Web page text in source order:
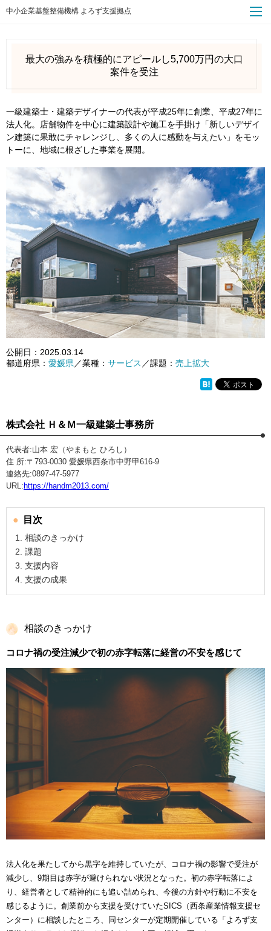
中小企業基盤整備機構 よろず支援拠点
最大の強みを積極的にアピールし5,700万円の大口
案件を受注
一級建築士・建築デザイナーの代表が平成25年に創業、平成27年に
法人化。店舗物件を中心に建築設計や施工を手掛け「新しいデザイ
ン建築に果敢にチャレンジし、多くの人に感動を与えたい」をモッ
トーに、地域に根ざした事業を展開。
公開日： 2025.03.14
都道府県： 愛媛県／業種： サービス ／課題： 売上拡大
株式会社 Ｈ＆Ｍ一級建築士事務所
代表者:山本 宏（やまもと ひろし）
住 所:〒793-0030 愛媛県西条市中野甲616-9
連絡先:0897-47-5977
URL: https://handm2013.com/
目次
相談のきっかけ
課題
支援内容
支援の成果
相談のきっかけ
コロナ禍の受注減少で初の赤字転落に経営の不安を感じて
法人化を果たしてから黒字を維持していたが、コロナ禍の影響で受注が
減少し、9期目は赤字が避けられない状況となった。初の赤字転落によ
り、経営者として精神的にも追い詰められ、今後の方針や行動に不安を
感じるように。創業前から支援を受けていたSICS（西条産業情報支援セ
ンター）に相談したところ、同センターが定期開催している「よろず支